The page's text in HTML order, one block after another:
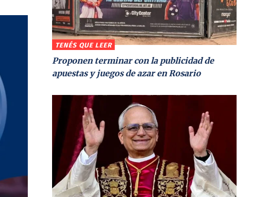
TENÉS QUE LEER
Proponen terminar con la publicidad de
apuestas y juegos de azar en Rosario